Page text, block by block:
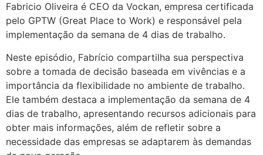
Fabricio Oliveira é CEO da Vockan, empresa certificada
pelo GPTW (Great Place to Work) e responsável pela
implementação da semana de 4 dias de trabalho.
Neste episódio, Fabrício compartilha sua perspectiva
sobre a tomada de decisão baseada em vivências e a
importância da flexibilidade no ambiente de trabalho.
Ele também destaca a implementação da semana de 4
dias de trabalho, apresentando recursos adicionais para
obter mais informações, além de refletir sobre a
necessidade das empresas se adaptarem às demandas